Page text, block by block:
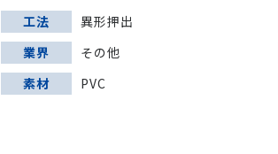
工法
異形押出
業界
その他
素材
PVC